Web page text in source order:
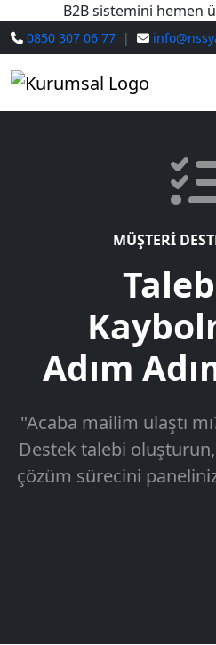
B2B sistemini hemen
0850 307 06 77 |
MÜŞTERİ
Adım
"Acaba mailim ulaştı
Destek talebi
çözüm sürecini